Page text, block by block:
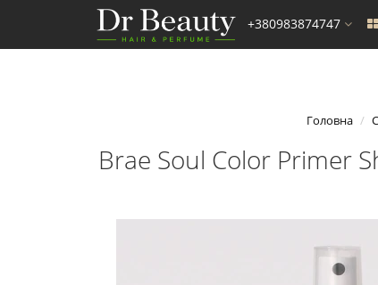
+380983874747
Головна
Brae Soul Color Primer